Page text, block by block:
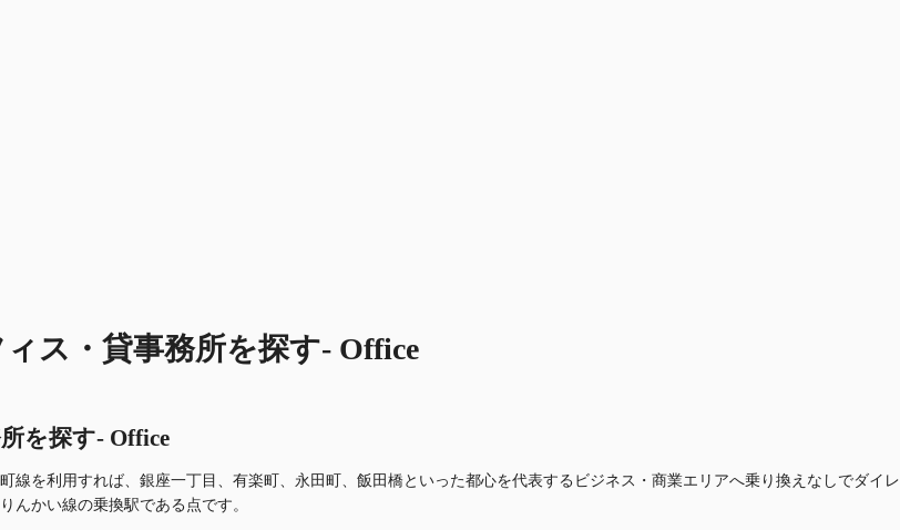
ス・貸事務所を探す- Office
を探す- Office
を利用すれば、銀座一丁目、有楽町、永田町、飯田橋といった都心を代表するビジネス・商業エリアへ乗り換えなしでダイレ
んかい線の乗換駅である点です。